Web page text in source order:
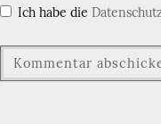
Ich habe die